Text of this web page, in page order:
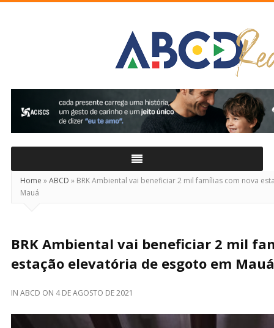
Home »ABCD » BRK Ambiental vai beneficiar 2 mil famílias com nova
Mauá
BRK Ambiental vai beneficiar 2 mil
estação elevatória de esgoto em Mauá
IN ABCD ON 4 DE AGOSTO DE 2021